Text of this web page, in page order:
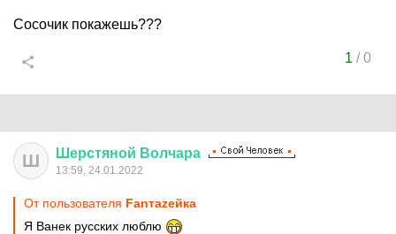
Сосочик покажешь???
1 /0
Ш Шерстяной Волчара
13:59, 24.01.2022
От пользователя Fanтаzeйкa
Я Ванек русских люблю